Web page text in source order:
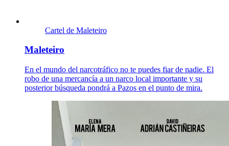
Cartel de Maleteiro
Maleteiro
En el mundo del narcotráfico no te puedes fiar de nadie. El
robo de una mercancía a un narco local importante y su
posterior búsqueda pondrá a Pazos en el punto de mira.